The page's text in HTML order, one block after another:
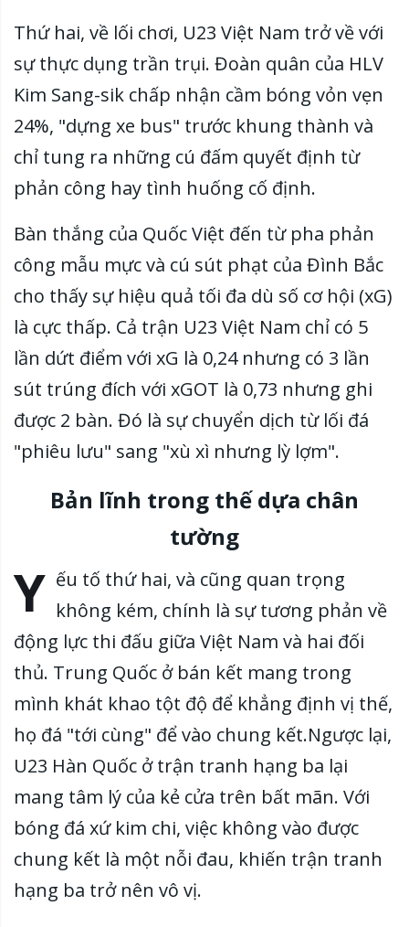
Thứ hai, về lối chơi, U23 Việt Nam trở về với
sự thực dụng trần trụi. Đoàn quân của HLV
Kim Sang-sik chấp nhận cầm bóng vỏn vẹn
24%, "dựng xe bus" trước khung thành và
chỉ tung ra những cú đấm quyết định từ
phản công hay tình huống cố định.
Bàn thắng của Quốc Việt đến từ pha phản
công mẫu mực và cú sút phạt của Đình Bắc
cho thấy sự hiệu quả tối đa dù số cơ hội (xG)
là cực thấp. Cả trận U23 Việt Nam chỉ có 5
lần dứt điểm với xG là 0,24 nhưng có 3 lần
sút trúng đích với xGOT là 0,73 nhưng ghi
được 2 bàn. Đó là sự chuyển dịch từ lối đá
"phiêu lưu" sang "xù xì nhưng lỳ lợm".
Bản lĩnh trong thế dựa chân
tường
Y ếu tố thứ hai, và cũng quan trọng
không kém, chính là sự tương phản về
động lực thi đấu giữa Việt Nam và hai đối
thủ. Trung Quốc ở bán kết mang trong
mình khát khao tột độ để khẳng định vị thế,
họ đá "tới cùng" để vào chung kết.Ngược lại,
U23 Hàn Quốc ở trận tranh hạng ba lại
mang tâm lý của kẻ cửa trên bất mãn. Với
bóng đá xứ kim chi, việc không vào được
chung kết là một nỗi đau, khiến trận tranh
hạng ba trở nên vô vị.